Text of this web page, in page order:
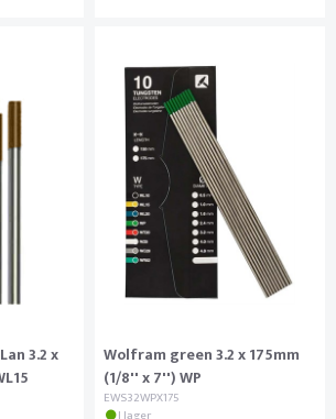
3.2 x
Wolfram green 3.2 x 175mm
(1/8'' x 7'') WP
EWS32WPX175